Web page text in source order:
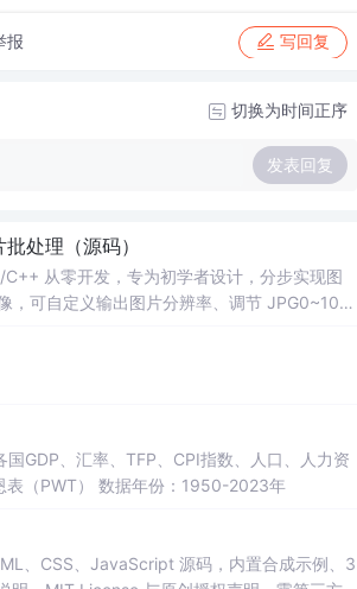
报 写回复
切换为时间正序
发表回复
处理（源码）
从零开发，专为初学者设计，分步实现图
，可自定义输出图片分辨率、调节 JPG0~100
交互开发； 需要本地批量处理图片的办公、
者。 使用场景 自媒体批量压缩配图，降低图
图像开发实战案例。 工具核心功能清单 双模
支持锁定原始宽高比，避免图片拉伸变形； 滑
生成压缩后的图片文件； 实时进度条展示处
段代码附带详细注释，新手可分步拆解学
源码结构清晰，功能
本等多项数据，整理的PWT 11.0中文翻译使用说明，英文原版使用说明。 数据名称：佩恩表（PWT） 数据年份：1950-2023年
、CSS、JavaScript 源码，内置合成示例、3